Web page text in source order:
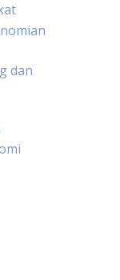
dan